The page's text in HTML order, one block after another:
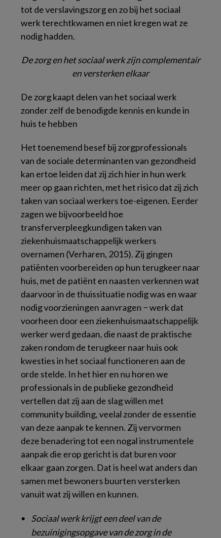
tot de verslavingszorg en zo bij het sociaal
werk terechtkwamen en niet kregen wat ze
nodig hadden.
De zorg en het sociaal werk zijn complementair
en versterken elkaar
De zorg kaapt delen van het sociaal werk
zonder zelf de benodigde kennis en kunde in
huis te hebben
Het toenemend besef bij zorgprofessionals
van de sociale determinanten van gezondheid
kan ertoe leiden dat zij zich hier in hun werk
meer op gaan richten, met het risico dat zij zich
taken van sociaal werkers toe-eigenen. Eerder
zagen we bijvoorbeeld hoe
transferverpleegkundigen taken van
ziekenhuismaatschappelijk werkers
overnamen (Verharen, 2015). Zij gingen
patiënten voorbereiden op hun terugkeer naar
huis, met de patiënt en naasten verkennen wat
daarvoor in de thuissituatie nodig was en waar
nodig voorzieningen aanvragen − werk dat
voorheen door een ziekenhuismaatschappelijk
werker werd gedaan, die naast de praktische
zaken rondom de terugkeer naar huis ook
kwesties in het sociaal functioneren aan de
orde stelde. In het hier en nu horen we
professionals in de publieke gezondheid
vertellen dat zij aan de slag willen met
community building, veelal zonder de essentie
van deze aanpak te kennen. Zij vervormen
deze benadering tot een nogal instrumentele
aanpak die erop gericht is dat buren voor
elkaar gaan zorgen. Dat is heel wat anders dan
samen met bewoners buurten versterken
vanuit wat zij willen en kunnen.
Sociaal werk krijgt een deel van de
bezuinigingsopgave van de zorg in de